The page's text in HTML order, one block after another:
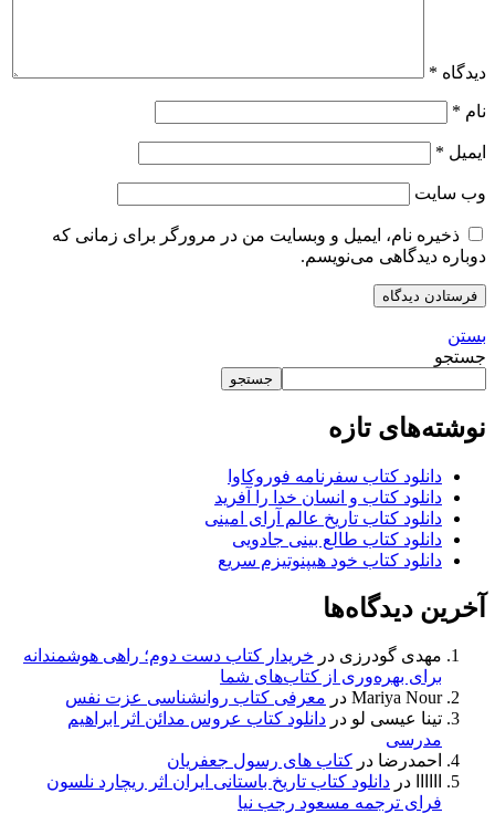
دیدگاه *
نام *
ایمیل *
وب‌ سایت
ذخیره نام، ایمیل و وبسایت من در مرورگر برای زمانی که
دوباره دیدگاهی می‌نویسم.
بستن
جستجو
جستجو
نوشته‌های تازه
دانلود کتاب سفرنامه فوروکاوا
دانلود کتاب و انسان خدا را آفرید
دانلود کتاب تاریخ عالم آرای امینی
دانلود کتاب طالع بینی جادویی
دانلود کتاب خود هیپنوتیزم سریع
آخرین دیدگاه‌ها
مهدی گودرزی در خریدار کتاب دست دوم؛ راهی هوشمندانه
برای بهره‌وری از کتاب‌های شما
Mariya Nour در معرفی کتاب روانشناسی عزت نفس
تینا عیسی لو در دانلود کتاب عروس مدائن اثر ابراهیم
مدرسی
احمدرضا در کتاب های رسول جعفریان
در دانلود کتاب تاریخ باستانی ایران اثر ریچارد نلسون
فرای ترجمه مسعود رجب نیا